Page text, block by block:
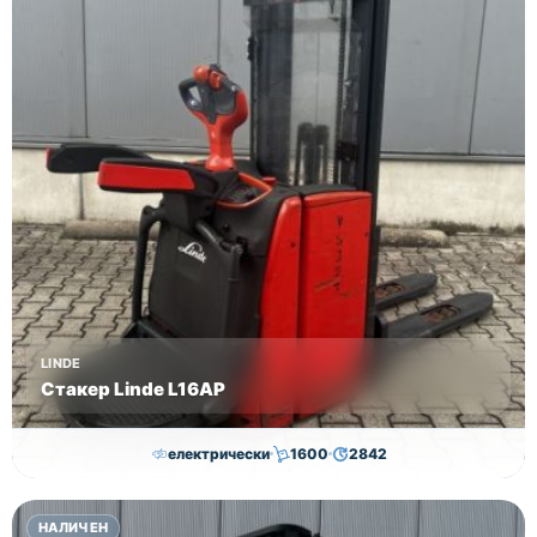
LINDE
Стакер Linde L16AP
електрически 1600 2842
8,000.00€7,800.00€
НАЛИЧЕН